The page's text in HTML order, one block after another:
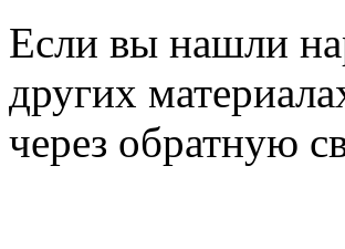
Если вы нашли
других
через обратную